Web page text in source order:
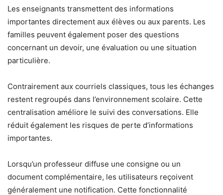
Les enseignants transmettent des informations
importantes directement aux élèves ou aux parents. Les
familles peuvent également poser des questions
concernant un devoir, une évaluation ou une situation
particulière.
Contrairement aux courriels classiques, tous les échanges
restent regroupés dans l’environnement scolaire. Cette
centralisation améliore le suivi des conversations. Elle
réduit également les risques de perte d’informations
importantes.
Lorsqu’un professeur diffuse une consigne ou un
document complémentaire, les utilisateurs reçoivent
généralement une notification. Cette fonctionnalité